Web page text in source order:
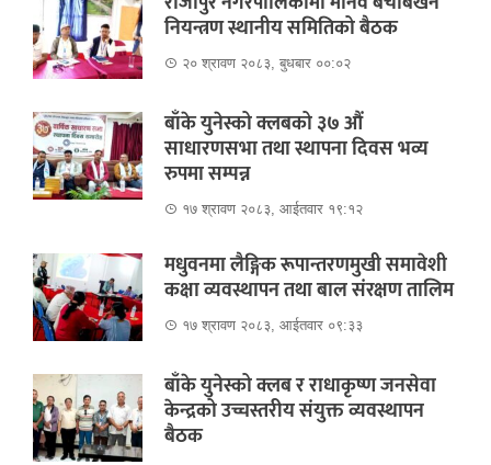
नियन्त्रण स्थानीय समितिको बैठक
२० श्रावण २०८३, बुधबार ००:०२
बाँके युनेस्को क्लबको ३७ औं
साधारणसभा तथा स्थापना दिवस भव्य
रुपमा सम्पन्न
१७ श्रावण २०८३, आईतवार १९:१२
मधुवनमा लैङ्गिक रूपान्तरणमुखी समावेशी
कक्षा व्यवस्थापन तथा बाल संरक्षण तालिम
१७ श्रावण २०८३, आईतवार ०९:३३
बाँके युनेस्को क्लब र राधाकृष्ण जनसेवा
केन्द्रको उच्चस्तरीय संयुक्त व्यवस्थापन
बैठक